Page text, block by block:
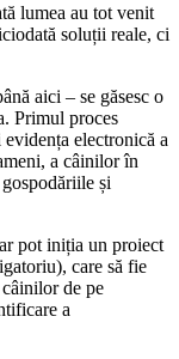
lumea au tot venit
soluții reale, ci
aici – se găsesc o
Primul proces
electronică a
a câinilor în
și
pot iniția un proiect
care să fie
de pe
a